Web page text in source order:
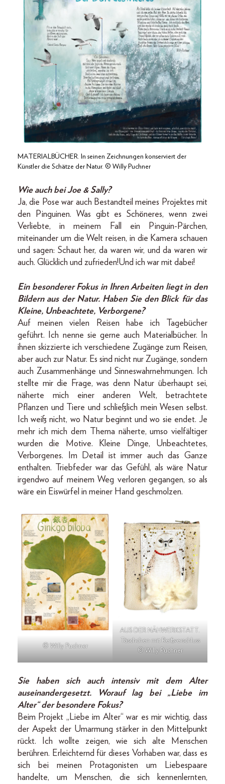
MATERIALBÜCHER. In seinen Zeichnungen konserviert der
Künstler die Schätze der Natur. © Willy Puchner
Wie auch bei Joe & Sally?
Ja, die Pose war auch Bestandteil meines Projektes mit
den Pinguinen. Was gibt es Schöneres, wenn zwei
Verliebte, in meinem Fall ein Pinguin-Pärchen,
miteinander um die Welt reisen, in die Kamera schauen
und sagen: Schaut her, da waren wir, und da waren wir
auch. Glücklich und zufrieden!Und ich war mit dabei!
Ein besonderer Fokus in Ihren Arbeiten liegt in den
Bildern aus der Natur. Haben Sie den Blick für das
Kleine, Unbeachtete, Verborgene?
Auf meinen vielen Reisen habe ich Tagebücher
geführt. Ich nenne sie gerne auch Materialbücher. In
ihnen skizzierte ich verschiedene Zugänge zum Reisen,
aber auch zur Natur. Es sind nicht nur Zugänge, sondern
auch Zusammenhänge und Sinneswahrnehmungen. Ich
stellte mir die Frage, was denn Natur überhaupt sei,
näherte mich einer anderen Welt, betrachtete
Pflanzen und Tiere und schließlich mein Wesen selbst.
Ich weiß nicht, wo Natur beginnt und wo sie endet. Je
mehr ich mich dem Thema näherte, umso vielfältiger
wurden die Motive. Kleine Dinge, Unbeachtetes,
Verborgenes. Im Detail ist immer auch das Ganze
enthalten. Triebfeder war das Gefühl, als wäre Natur
irgendwo auf meinem Weg verloren gegangen, so als
wäre ein Eiswürfel in meiner Hand geschmolzen.
© Willy Puchner
AUS DER NÄHWERKSTATT.
Täschchen mit Reißverschluss
© Willy Puchner
Sie haben sich auch intensiv mit dem Alter
auseinandergesetzt. Worauf lag bei „Liebe im
Alter“ der besondere Fokus?
Beim Projekt „Liebe im Alter“ war es mir wichtig, dass
der Aspekt der Umarmung stärker in den Mittelpunkt
rückt. Ich wollte zeigen, wie sich alte Menschen
berühren. Erleichternd für dieses Vorhaben war, dass es
sich bei meinen Protagonisten um Liebespaare
handelte, um Menschen, die sich kennenlernten,